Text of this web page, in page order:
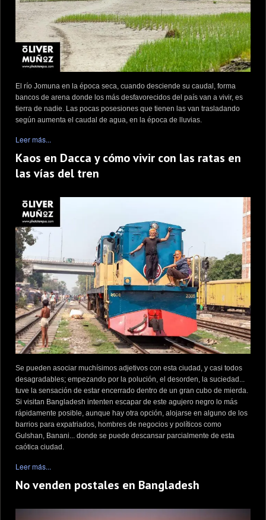
El río Jomuna en la época seca, cuando desciende su caudal, forma
bancos de arena donde los más desfavorecidos del país van a vivir, es
tierra de nadie. Las pocas posesiones que tienen las van trasladando
según aumenta el caudal de agua, en la época de lluvias.
Leer más...
Kaos en Dacca y cómo vivir con las ratas en
las vías del tren
Se pueden asociar muchísimos adjetivos con esta ciudad, y casi todos
desagradables; empezando por la polución, el desorden, la suciedad...
tuve la sensación de estar encerrado dentro de un gran cubo de mierda.
Si visitan Bangladesh intenten escapar de este agujero negro lo más
rápidamente posible, aunque hay otra opción, alojarse en alguno de los
barrios para expatriados, hombres de negocios y políticos como
Gulshan, Banani... donde se puede descansar parcialmente de esta
caótica ciudad.
Leer más...
No venden postales en Bangladesh